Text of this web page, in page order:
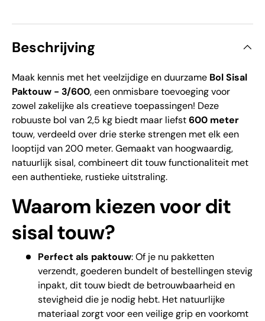
Beschrijving
Maak kennis met het veelzijdige en duurzame Bol Sisal
Paktouw - 3/600, een onmisbare toevoeging voor
zowel zakelijke als creatieve toepassingen! Deze
robuuste bol van 2,5 kg biedt maar liefst 600 meter
touw, verdeeld over drie sterke strengen met elk een
looptijd van 200 meter. Gemaakt van hoogwaardig,
natuurlijk sisal, combineert dit touw functionaliteit met
een authentieke, rustieke uitstraling.
Waarom kiezen voor dit
sisal touw?
Perfect als paktouw: Of je nu pakketten
verzendt, goederen bundelt of bestellingen stevig
inpakt, dit touw biedt de betrouwbaarheid en
stevigheid die je nodig hebt. Het natuurlijke
materiaal zorgt voor een veilige grip en voorkomt